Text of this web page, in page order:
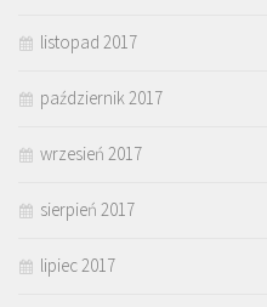
listopad 2017
październik 2017
wrzesień 2017
sierpień 2017
lipiec 2017